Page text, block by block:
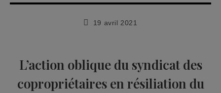
Publication
19 avril 2021
L’action oblique du syndicat des
copropriétaires en résiliation du